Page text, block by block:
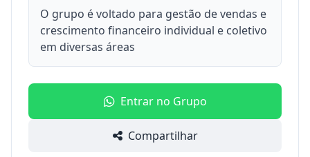
O grupo é voltado para gestão de vendas e
crescimento financeiro individual e coletivo
em diversas áreas
Entrar no Grupo
Compartilhar